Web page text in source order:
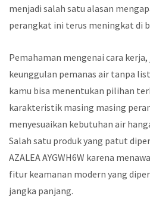
menjadi salah satu alasan
perangkat ini terus meningkat di
Pemahaman mengenai cara
keunggulan pemanas air tanpa
kamu bisa menentukan pilihan
karakteristik masing masing
menyesuaikan kebutuhan air
Salah satu produk yang patut
AZALEA AYGWH6W karena
fitur keamanan modern yang
jangka panjang.